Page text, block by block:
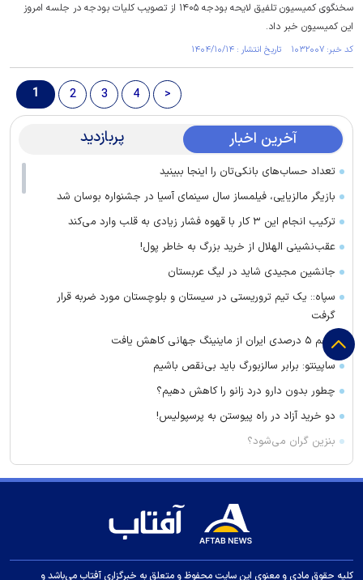
سخنگوی کمیسیون تلفیق لایحه بودجه ۱۴۰۵ از تصویب کلیات بودجه در جلسه امروز
این کمیسیون خبر داد.
کد خبر: ۱۰۳۲۰۰۷ تاریخ انتشار : ۱۴۰۴/۱۰/۱۴
1 2 3 4 >
آخرین اخبار پربازدید
تعداد حساب‌های بانکی‌تان را اینجا ببینید
بازیگر مالزیایی، فیلمساز سال سینمای آسیا در جشنواره بوسان شد
ترکیب انجام این ۳ کار با قهوه فشار زیادی به قلب وارد می‌کند
عقب‌نشینی الهلال از خرید بزرگ به خاطر پول!
جانشین مجیدی شاید در لیگ عربستان
سپاه:: یک تیم تروریستی در سیستان و بلوچستان مورد ضربه قرار
گرفت
سهم ۵ درصدی ایران از ماینینگ جهانی کاهش یافت
ساپینتو: برابر سالزبورگ باید بی‌نقص باشیم
چطور بدون دارو درد زانو را کاهش دهیم؟
دو خرید آزاد در راه پیوستن به پرسپولیس!
بنزین گران می‌شود؟
مسئولان صداوسیما چرا آمار مخاطبان برنامه‌های خود را محرمانه
کرده‌اند؟
تاجرنیا از پنجره استقلال قطع امید کرد؟
حرف‌های گزینه پرسپولیس و استقلال از تیم جدید!
جلسه مجلس در روز یکشنبه و دوشنبه در بستر فضای مجازی
کلیه حقوق مادی و معنوی این سایت محفوظ و متعلق به خبرگزاری آفتاب می‌باشد و